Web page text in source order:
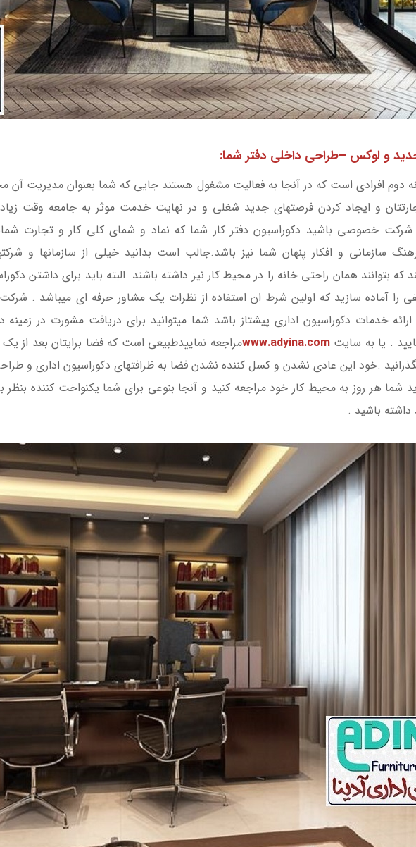
و لوکس –طراحی داخلی دفتر شما:
دوم افرادی است که در آنجا به فعالیت مشغول هستند جایی که شما بعنوان مدیریت آن
و ایجاد کردن فرصتهای جدید شغلی و در نهایت خدمت موثر به جامعه وقت
خصوصی باشید دکوراسیون دفتر کار شما که نماد و شمای کلی کار و تجارت
سازمانی و افکار پنهان شما نیز باشد.جالب است بدانید خیلی از سازمانها و
که بتوانند همان راحتی خانه را در محیط کار نیز داشته باشند .البته باید برای داشتن
را آماده سازید که اولین شرط ان استفاده از نظرات یک مشاور حرفه ای میباشد . شرکت
خدمات دکوراسیون اداری پیشتاز باشد شما میتوانید برای دریافت مشورت در زمینه
www.adyina.comمراجعه نماییدطبیعی است که فضا برایتان بعد از
میگذرانید .خود این عادی نشدن و کسل کننده نشدن فضا به ظرافتهای دکوراسیون اداری و
شما هر روز به محیط کار خود مراجعه کنید و آنجا بنوعی برای شما یکنواخت کننده
داشته باشید .